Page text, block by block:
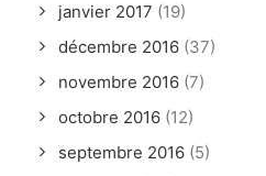
janvier 2017 (19)
décembre 2016 (37)
novembre 2016 (7)
octobre 2016 (12)
septembre 2016 (5)